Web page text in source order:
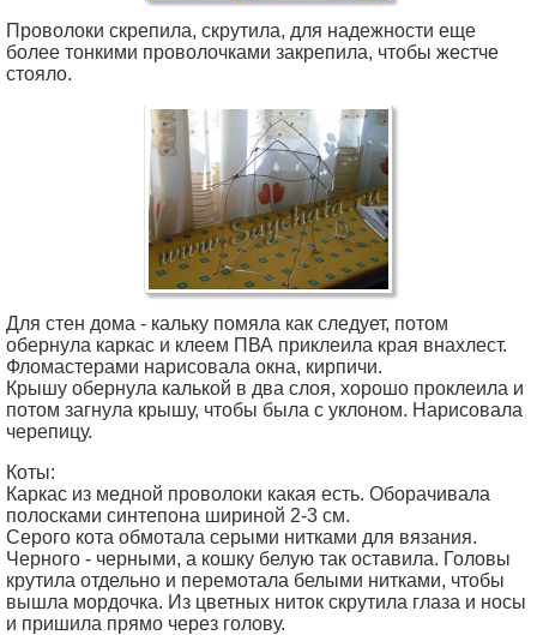
Проволоки скрепила, скрутила, для надежности еще
более тонкими проволочками закрепила, чтобы жестче
стояло.
Для стен дома - кальку помяла как следует, потом
обернула каркас и клеем ПВА приклеила края внахлест.
Фломастерами нарисовала окна, кирпичи.
Крышу обернула калькой в два слоя, хорошо проклеила и
потом загнула крышу, чтобы была с уклоном. Нарисовала
черепицу.
Коты:
Каркас из медной проволоки какая есть. Оборачивала
полосками синтепона шириной 2-3 см.
Серого кота обмотала серыми нитками для вязания.
Черного - черными, а кошку белую так оставила. Головы
крутила отдельно и перемотала белыми нитками, чтобы
вышла мордочка. Из цветных ниток скрутила глаза и носы
и пришила прямо через голову.